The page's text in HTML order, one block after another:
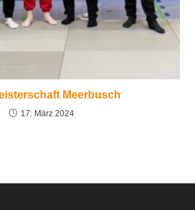
Meerbusch
17. März 2024